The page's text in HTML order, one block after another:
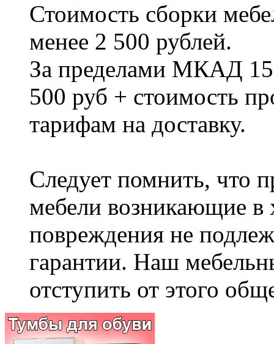
Стоимость сборки
менее 2 500 рублей.
За пределами МКАД
500 руб + стоимость
тарифам на доставку.
Следует помнить, что
мебели возникающие в
повреждения не
гарантии. Наш
отступить от этого